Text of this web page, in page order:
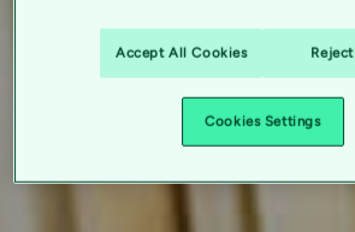
Accept All Cookies
Cookies Settings